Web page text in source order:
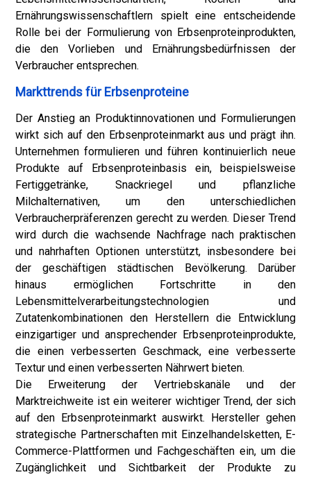
Ernährungswissenschaftlern spielt eine entscheidende
Rolle bei der Formulierung von Erbsenproteinprodukten,
die den Vorlieben und Ernährungsbedürfnissen der
Verbraucher entsprechen.
Markttrends für Erbsenproteine
Der Anstieg an Produktinnovationen und Formulierungen
wirkt sich auf den Erbsenproteinmarkt aus und prägt ihn.
Unternehmen formulieren und führen kontinuierlich neue
Produkte auf Erbsenproteinbasis ein, beispielsweise
Fertiggetränke, Snackriegel und pflanzliche
Milchalternativen, um den unterschiedlichen
Verbraucherpräferenzen gerecht zu werden. Dieser Trend
wird durch die wachsende Nachfrage nach praktischen
und nahrhaften Optionen unterstützt, insbesondere bei
der geschäftigen städtischen Bevölkerung. Darüber
hinaus ermöglichen Fortschritte in den
Lebensmittelverarbeitungstechnologien und
Zutatenkombinationen den Herstellern die Entwicklung
einzigartiger und ansprechender Erbsenproteinprodukte,
die einen verbesserten Geschmack, eine verbesserte
Textur und einen verbesserten Nährwert bieten.
Die Erweiterung der Vertriebskanäle und der
Marktreichweite ist ein weiterer wichtiger Trend, der sich
auf den Erbsenproteinmarkt auswirkt. Hersteller gehen
strategische Partnerschaften mit Einzelhandelsketten, E-
Commerce-Plattformen und Fachgeschäften ein, um die
Zugänglichkeit und Sichtbarkeit der Produkte zu